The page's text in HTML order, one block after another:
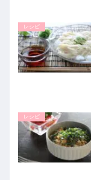
レシピ
レシピ